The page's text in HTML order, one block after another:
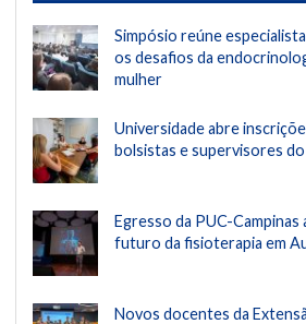
Simpósio reúne
os desafios da
mulher
Universidade abre
bolsistas e supervisores
Egresso da PUC-Campinas
futuro da fisioterapia em
Novos docentes da